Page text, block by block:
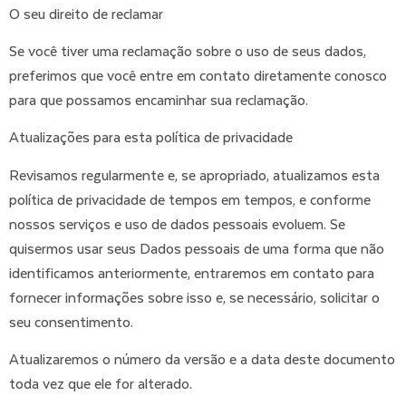
O seu direito de reclamar
Se você tiver uma reclamação sobre o uso de seus dados,
preferimos que você entre em contato diretamente conosco
para que possamos encaminhar sua reclamação.
Atualizações para esta política de privacidade
Revisamos regularmente e, se apropriado, atualizamos esta
política de privacidade de tempos em tempos, e conforme
nossos serviços e uso de dados pessoais evoluem. Se
quisermos usar seus Dados pessoais de uma forma que não
identificamos anteriormente, entraremos em contato para
fornecer informações sobre isso e, se necessário, solicitar o
seu consentimento.
Atualizaremos o número da versão e a data deste documento
toda vez que ele for alterado.